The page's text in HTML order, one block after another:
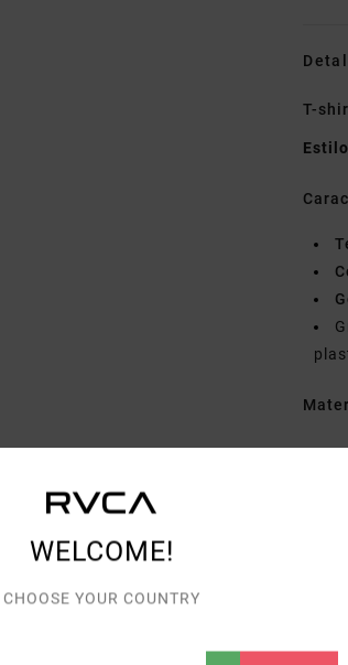
T-
Estilo
WELCOME!
CHOOSE YOUR COUNTRY